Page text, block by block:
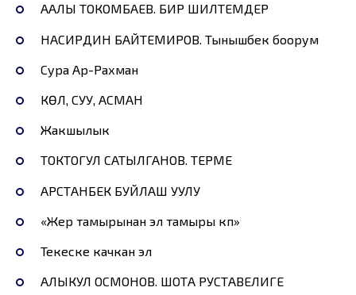
ААЛЫ ТОКОМБАЕВ. БИР ШИЛТЕМДЕР
НАСИРДИН БАЙТЕМИРОВ. Тынышбек боорум
Сура Ар-Рахман
КӨЛ, СУУ, АСМАН
Жакшылык
ТОКТОГУЛ САТЫЛГАНОВ. ТЕРМЕ
АРСТАНБЕК БУЙЛАШ УУЛУ
«Жер тамырынан эл тамыры көп»
Текеске качкан эл
АЛЫКУЛ ОСМОНОВ. ШОТА РУСТАВЕЛИГЕ